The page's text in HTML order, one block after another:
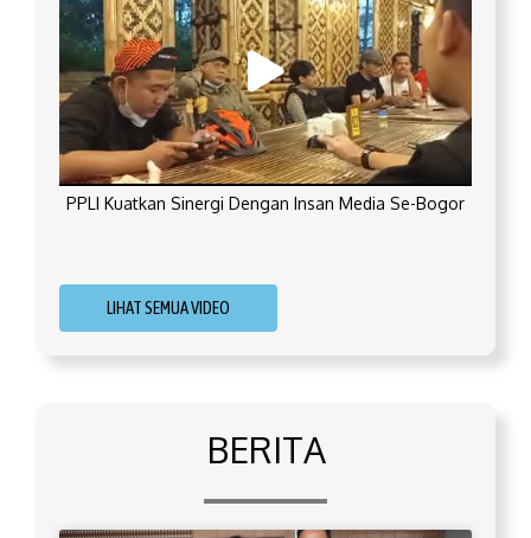
PPLI Kuatkan Sinergi Dengan Insan Media Se-Bogor
LIHAT SEMUA VIDEO
BERITA